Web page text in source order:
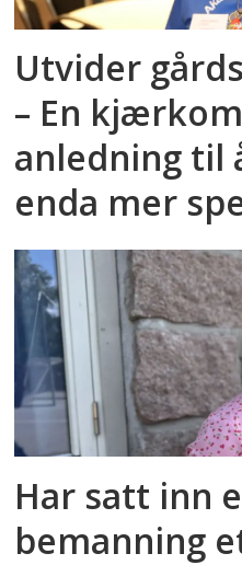
Utvider
– En
anledning til
enda mer
Har satt inn
bemanning